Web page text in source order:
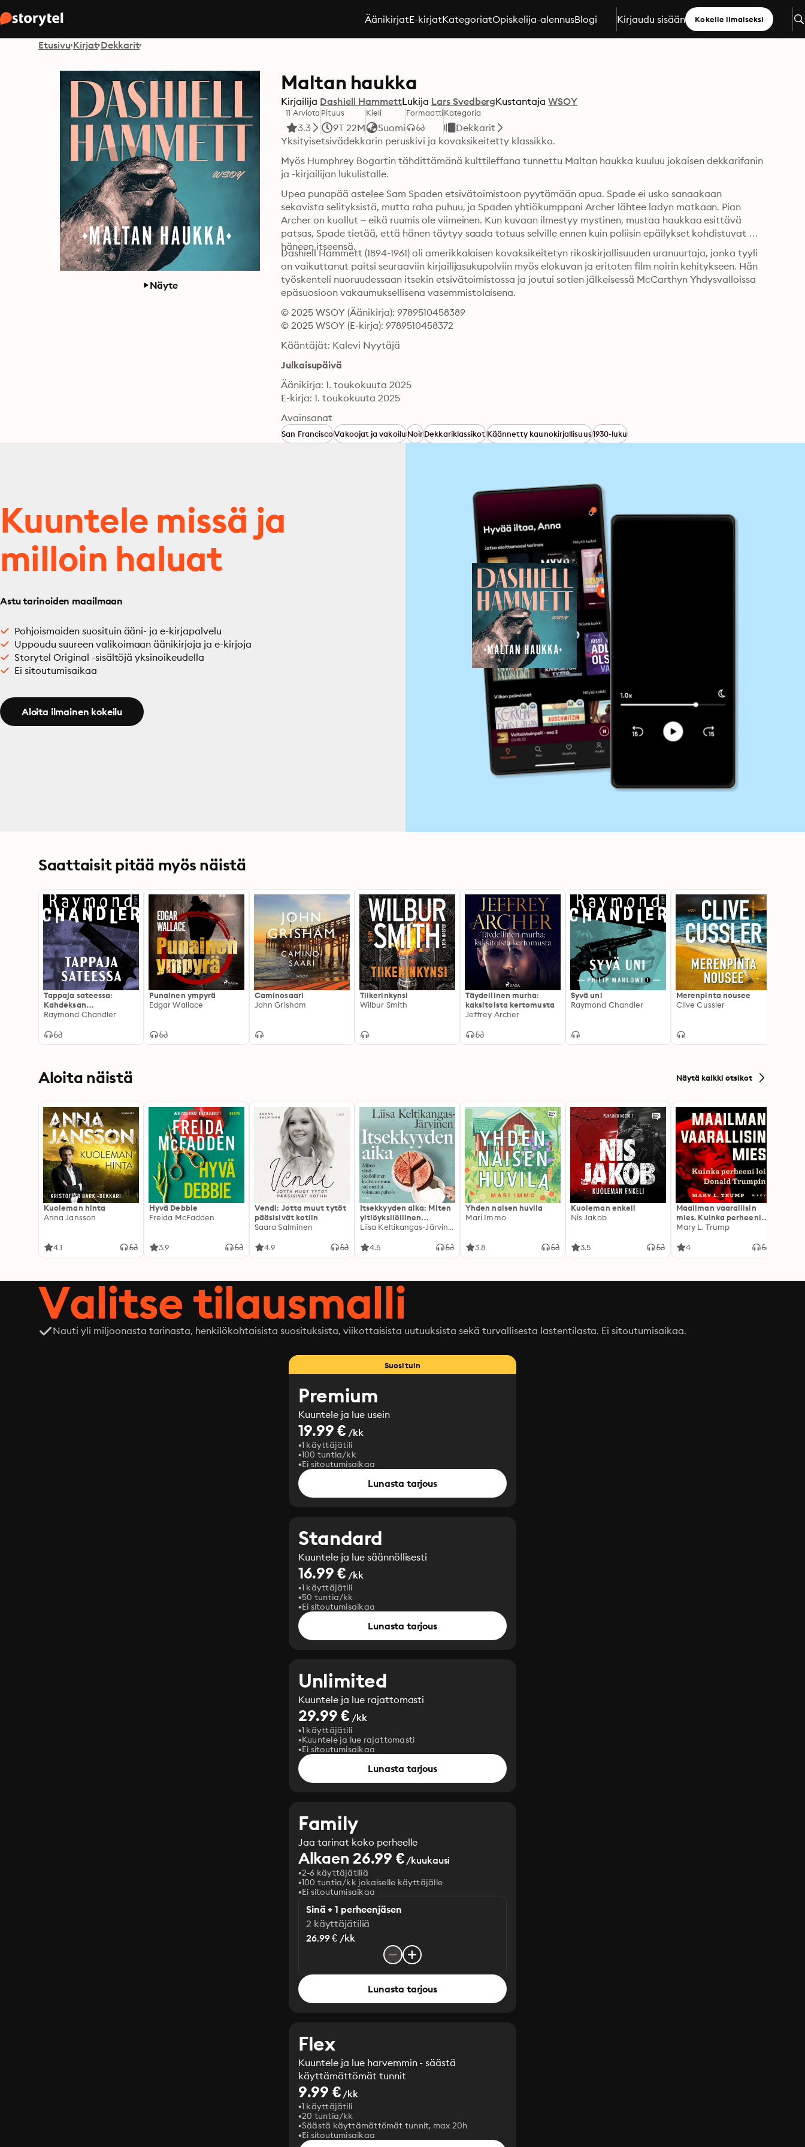
ÄänikirjatE-kirjatKategoriatOpiskelija-alennusBlogi Kirjaudu sisään Kokeile ilmaiseksi
Etusivu Kirjat Dekkarit
Näyte
Maltan haukka
Kirjailija Dashiell HammettLukija Lars SvedbergKustantaja WSOY
11 Arviota
3.3
Pituus
9T 22M
Kieli
Suomi
FormaattiKategoria
Dekkarit
Yksityisetsivädekkarin peruskivi ja kovaksikeitetty klassikko.
Myös Humphrey Bogartin tähdittämänä kulttileffana tunnettu Maltan haukka kuuluu jokaisen dekkarifanin
ja -kirjailijan lukulistalle.
Upea punapää astelee Sam Spaden etsivätoimistoon pyytämään apua. Spade ei usko sanaakaan
sekavista selityksistä, mutta raha puhuu, ja Spaden yhtiökumppani Archer lähtee ladyn matkaan. Pian
Archer on kuollut – eikä ruumis ole viimeinen. Kun kuvaan ilmestyy mystinen, mustaa haukkaa esittävä
patsas, Spade tietää, että hänen täytyy saada totuus selville ennen kuin poliisin epäilykset kohdistuvat
häneen itseensä.
Dashiell Hammett (1894-1961) oli amerikkalaisen kovaksikeitetyn rikoskirjallisuuden uranuurtaja, jonka tyyli
on vaikuttanut paitsi seuraaviin kirjailijasukupolviin myös elokuvan ja eritoten film noirin kehitykseen. Hän
työskenteli nuoruudessaan itsekin etsivätoimistossa ja joutui sotien jälkeisessä McCarthyn Yhdysvalloissa
epäsuosioon vakaumuksellisena vasemmistolaisena.
© 2025 WSOY (Äänikirja): 9789510458389
© 2025 WSOY (E-kirja): 9789510458372
Kääntäjät: Kalevi Nyytäjä
Julkaisupäivä
Äänikirja: 1. toukokuuta 2025
E-kirja: 1. toukokuuta 2025
Avainsanat
San FranciscoVakoojat ja vakoiluNoirDekkariklassikotKäännetty kaunokirjallisuus1930-luku
Kuuntele missä ja
milloin haluat
Astu tarinoiden maailmaan
Pohjoismaiden suosituin ääni- ja e-kirjapalvelu
Uppoudu suureen valikoimaan äänikirjoja ja e-kirjoja
Storytel Original -sisältöjä yksinoikeudella
Ei sitoutumisaikaa
Aloita ilmainen kokeilu
Saattaisit pitää myös näistä
Tappaja sateessa:
Kahdeksan
rikoskertomusta
Raymond Chandler
Punainen ympyrä
Edgar Wallace
Caminosaari
John Grisham
Tiikerinkynsi
Wilbur Smith
Täydellinen murha:
kaksitoista kertomusta
Jeffrey Archer
Syvä uni
Raymond Chandler
Merenpinta nousee
Clive Cussler
Aloita näistä Näytä kaikki otsikot
Kuoleman hinta
Anna Jansson
4.1
Hyvä Debbie
Freida McFadden
3.9
Vendi: Jotta muut tytöt
pääsisivät kotiin
Saara Salminen
4.9
Itsekkyyden aika: Miten
yltiöyksilöllinen
kulttuurimme sai
Liisa Keltikangas-Järvinen
4.5
Yhden naisen huvila
Mari Immo
3.8
Kuoleman enkeli
Nis Jakob
3.5
Maailman vaarallisin
mies. Kuinka perheeni
loi Donald Trumpin
Mary L. Trump
4
Valitse tilausmalli
Nauti yli miljoonasta tarinasta, henkilökohtaisista suosituksista, viikottaisista uutuuksista sekä turvallisesta lastentilasta. Ei sitoutumisaikaa.
Suosituin
Premium
Kuuntele ja lue usein
19.99 € /kk
1 käyttäjätili
100 tuntia/kk
Ei sitoutumisaikaa
Lunasta tarjous
Standard
Kuuntele ja lue säännöllisesti
16.99 € /kk
1 käyttäjätili
50 tuntia/kk
Ei sitoutumisaikaa
Lunasta tarjous
Unlimited
Kuuntele ja lue rajattomasti
29.99 € /kk
1 käyttäjätili
Kuuntele ja lue rajattomasti
Ei sitoutumisaikaa
Lunasta tarjous
Family
Jaa tarinat koko perheelle
Alkaen 26.99 €/kuukausi
2-6 käyttäjätiliä
100 tuntia/kk jokaiselle käyttäjälle
Ei sitoutumisaikaa
Sinä + 1 perheenjäsen
2 käyttäjätiliä
26.99 € /kk
Lunasta tarjous
Flex
Kuuntele ja lue harvemmin - säästä
käyttämättömät tunnit
9.99 €/kk
1 käyttäjätili
20 tuntia/kk
Säästä käyttämättömät tunnit, max 20h
Ei sitoutumisaikaa